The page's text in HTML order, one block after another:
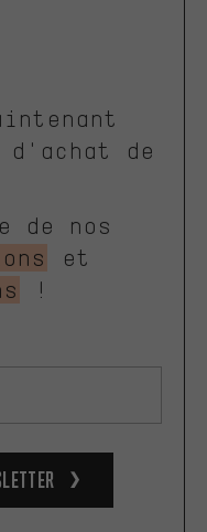
de
de nos
et
!